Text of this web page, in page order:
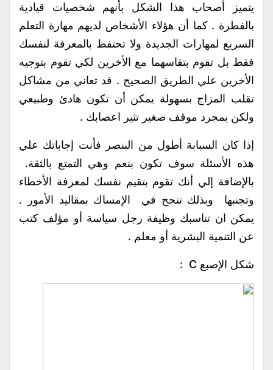
يتميز أصحاب هذا الشكل بأنهم شخصيات قيادية
بالفطرة . كما أن هؤلاء الأشخاص لديهم مهارة التعلم
السريع لمهارات الجديدة ولا تحتفظ بالمعرفة لنفسك
فقط بل تقوم بتقاسهما مع الأخرين لكي تقوم بتوجيه
الأخرين علي الطريق الصحيح . قد تعاني من مشاكل
تقلب المزاج بسهولة يمكن أن تكون هادئ وطبيعي
ولكن بمجرد موقف صغير تثير اعصابك .
إذا كان السبابة أطول من البنصر فأنت إجاباتك علي
هذه الأسئلة سوف تكون بنعم وهي التمتع بالثقة.
بالإضافة إلي أنك تقوم بتقيم نفسك لمعرفة الأخطاء
وتجنبها وبذلك تنجح في الإمساك بمقاليد الأمور .
يمكن ان تناسبك وظيفة رجل سياسة أو مؤلف كتب
عن التنمية البشرية أو معلم .
شكل الإصبع C :